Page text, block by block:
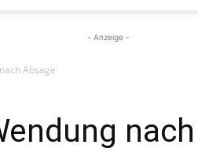
- Anzeige -
Absage
nach